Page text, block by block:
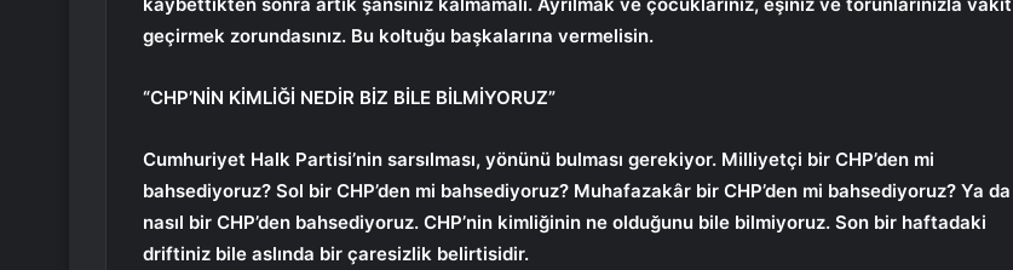
geçirmek zorundasınız. Bu koltuğu başkalarına vermelisin.
“CHP’NİN KİMLİĞİ NEDİR BİZ BİLE BİLMİYORUZ”
Cumhuriyet Halk Partisi’nin sarsılması, yönünü bulması gerekiyor. Milliyetçi bir CHP’den mi
bahsediyoruz? Sol bir CHP’den mi bahsediyoruz? Muhafazakâr bir CHP’den mi bahsediyoruz? Ya da
nasıl bir CHP’den bahsediyoruz. CHP’nin kimliğinin ne olduğunu bile bilmiyoruz. Son bir haftadaki
driftiniz bile aslında bir çaresizlik belirtisidir.